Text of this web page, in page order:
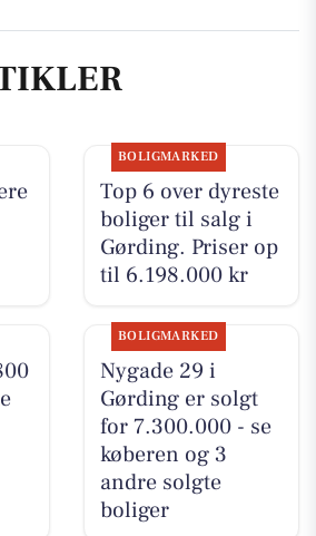
BOLIGMARKED
Top 6 over dyreste
boliger til salg i
Gørding. Priser op
til 6.198.000 kr
BOLIGMARKED
Nygade 29 i
Gørding er solgt
for 7.300.000 - se
køberen og 3
andre solgte
boliger